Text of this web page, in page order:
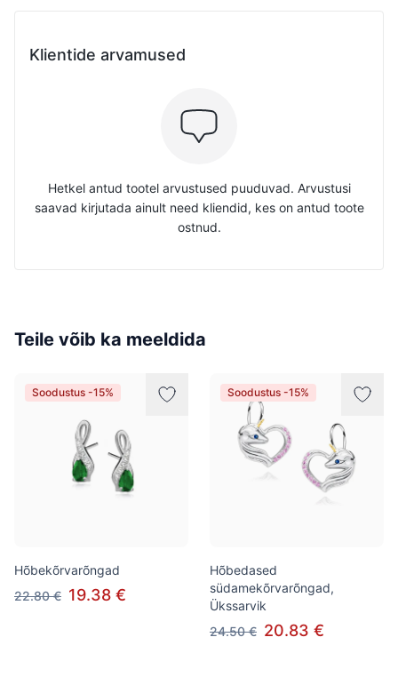
Klientide arvamused
Hetkel antud tootel arvustused puuduvad. Arvustusi
saavad kirjutada ainult need kliendid, kes on antud toote
ostnud.
Teile võib ka meeldida
Soodustus -15%
Hõbekõrvarõngad
22.80 € 19.38 €
Soodustus -15%
Hõbedased
südamekõrvarõngad,
Ükssarvik
24.50 € 20.83 €